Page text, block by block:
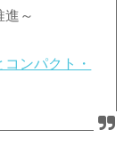
進～
ンパクト・